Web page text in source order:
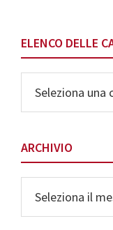
ELENCO DELLE
delle
Categorie
ARCHIVIO